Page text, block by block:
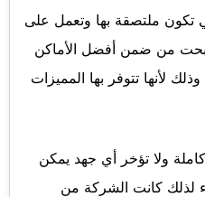
تكون ملتصقة بها وتعمل على
من ضمن أفضل الأماكن
لأنها تتوفر بها المميزات
ولا تؤخر أي جهد يمكن
لذلك كانت الشركة من